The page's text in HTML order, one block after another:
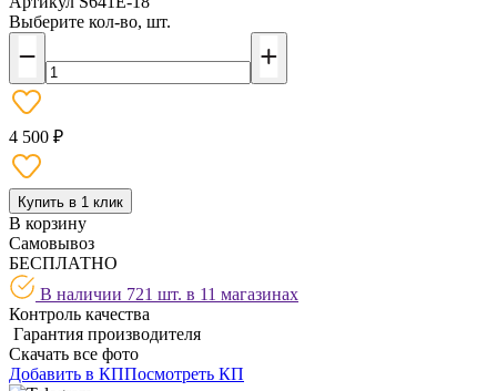
Выберите кол-во, шт.
4 500 ₽
Купить в 1 клик
В корзину
Самовывоз
БЕСПЛАТНО
В наличии 721 шт. в 11 магазинах
Контроль качества
Гарантия производителя
Скачать все фото
Добавить в КППосмотреть КП